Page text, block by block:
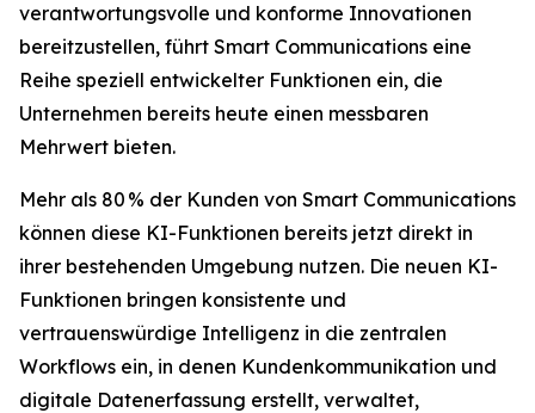
verantwortungsvolle und konforme Innovationen
bereitzustellen, führt Smart Communications eine
Reihe speziell entwickelter Funktionen ein, die
Unternehmen bereits heute einen messbaren
Mehrwert bieten.
Mehr als 80 % der Kunden von Smart Communications
können diese KI-Funktionen bereits jetzt direkt in
ihrer bestehenden Umgebung nutzen. Die neuen KI-
Funktionen bringen konsistente und
vertrauenswürdige Intelligenz in die zentralen
Workflows ein, in denen Kundenkommunikation und
digitale Datenerfassung erstellt, verwaltet,